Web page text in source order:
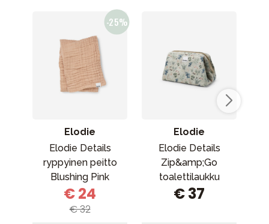
Elodie
Elodie Details
ryppyinen peitto
Blushing Pink
€ 24
€ 32
Elodie
Elodie Details
Zip&amp;Go
toalettilaukku
Fairytale Forest
€ 37